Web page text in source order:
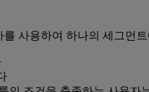
사용하여 하나의 세그먼